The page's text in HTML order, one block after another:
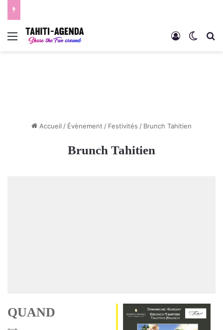
Menu Connexion
Accueil / Évènement / Festivités / Brunch Tahitien
Brunch Tahitien
QUAND